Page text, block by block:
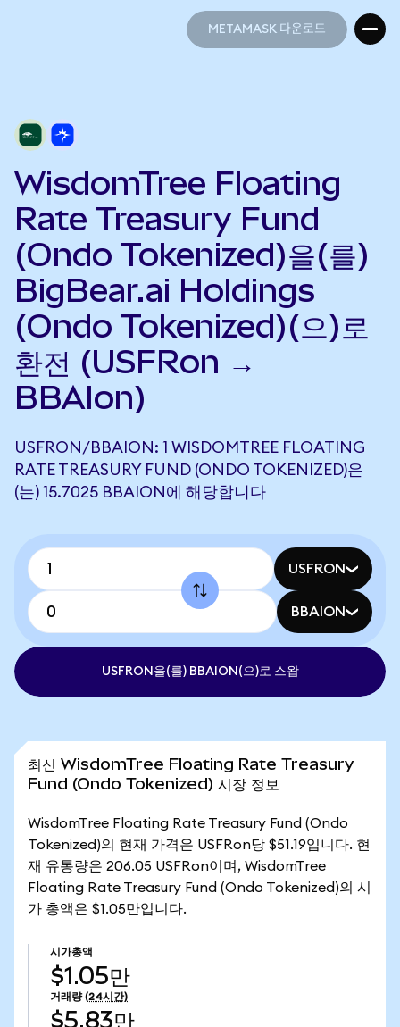
METAMASK 다운로드
WisdomTree Floating
Rate Treasury Fund
(Ondo Tokenized)을(를)
BigBear.ai Holdings
(Ondo Tokenized)(으)로
환전 (USFRon →
BBAIon)
USFRON/BBAION: 1 WISDOMTREE FLOATING
RATE TREASURY FUND (ONDO TOKENIZED)은
(는) 15.7025 BBAION에 해당합니다
USFRON
BBAION
USFRON을(를) BBAION(으)로 스왑
최신 WisdomTree Floating Rate Treasury
Fund (Ondo Tokenized) 시장 정보
WisdomTree Floating Rate Treasury Fund (Ondo
Tokenized)의 현재 가격은 USFRon당 $51.19입니다. 현
재 유통량은 206.05 USFRon이며, WisdomTree
Floating Rate Treasury Fund (Ondo Tokenized)의 시
가 총액은 $1.05만입니다.
시가총액
$1.05만
거래량 (24시간)
$5.83만